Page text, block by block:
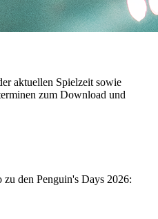
aktuellen Spielzeit sowie
zum Download und
den Penguin's Days 2026: